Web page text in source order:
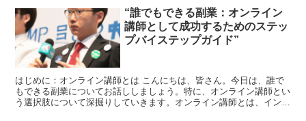
“誰でもできる副業：オンライン
講師として成功するためのステッ
プバイステップガイド”
はじめに：オンライン講師とは こんにちは、皆さん。今日は、誰で
もできる副業についてお話ししましょう。特に、オンライン講師とい
う選択肢について深掘りしていきます。オンライン講師とは、インタ